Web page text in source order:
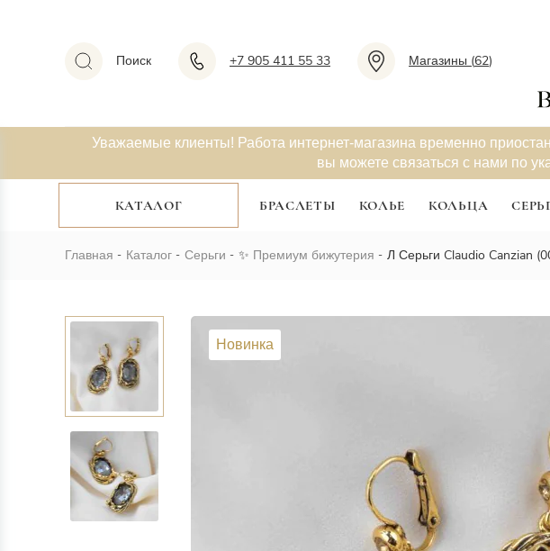
Поиск +7 905 411 55 33 Магазины (62)
Уважаемые клиенты! Работа интернет-магазина временно
вы можете связаться с нами по
КАТАЛОГ БРАСЛЕТЫ КОЛЬЕ КОЛЬЦА
Главная Каталог Серьги ✨ Премиум бижутерия Л Серьги Claudio Canzian
Новинка